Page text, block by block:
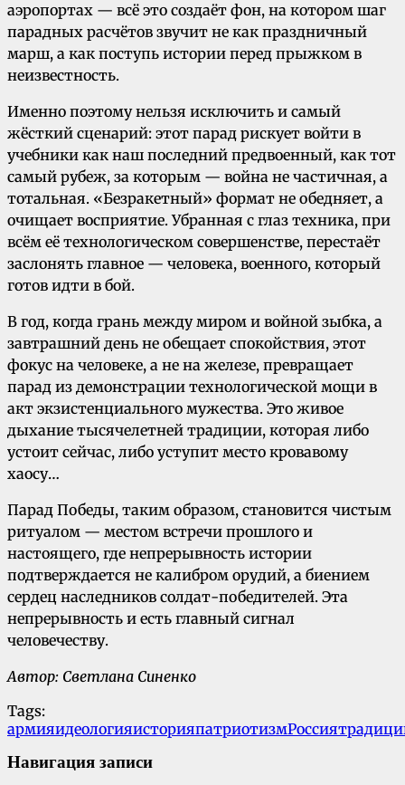
аэропортах — всё это создаёт фон, на котором шаг
парадных расчётов звучит не как праздничный
марш, а как поступь истории перед прыжком в
неизвестность.
Именно поэтому нельзя исключить и самый
жёсткий сценарий: этот парад рискует войти в
учебники как наш последний предвоенный, как тот
самый рубеж, за которым — война не частичная, а
тотальная. «Безракетный» формат не обедняет, а
очищает восприятие. Убранная с глаз техника, при
всём её технологическом совершенстве, перестаёт
заслонять главное — человека, военного, который
готов идти в бой.
В год, когда грань между миром и войной зыбка, а
завтрашний день не обещает спокойствия, этот
фокус на человеке, а не на железе, превращает
парад из демонстрации технологической мощи в
акт экзистенциального мужества. Это живое
дыхание тысячелетней традиции, которая либо
устоит сейчас, либо уступит место кровавому
хаосу…
Парад Победы, таким образом, становится чистым
ритуалом — местом встречи прошлого и
настоящего, где непрерывность истории
подтверждается не калибром орудий, а биением
сердец наследников солдат-победителей. Эта
непрерывность и есть главный сигнал
человечеству.
Автор: Светлана Синенко
Tags:
армияидеологияисторияпатриотизмРоссия
Навигация записи